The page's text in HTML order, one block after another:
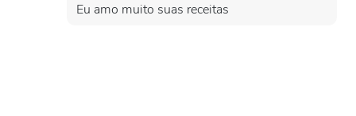
Eu amo muito suas receitas